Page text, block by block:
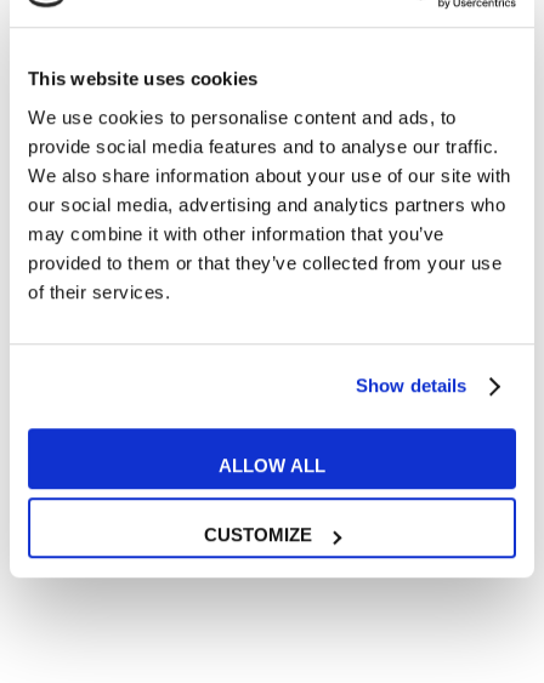
This website uses cookies
We use cookies to personalise content and ads, to
provide social media features and to analyse our traffic.
We also share information about your use of our site with
our social media, advertising and analytics partners who
may combine it with other information that you’ve
provided to them or that they’ve collected from your use
of their services.
Show details
ALLOW ALL
CUSTOMIZE
Cosa ti piace leggere?
Articoli dedicati alla grammatica inglese
Articoli dedicati a inglese nel mondo del lavoro
Articoli con tips e new sulla lingua inglese
Articoli divertenti su film e musica
In quanto di età superiore ai 16 anni, dichiaro di acconsentire
al trattamento dei miei dati personali in conformità
all’informativa privacy
** le sedi contrassegnate con * offrono sempre solo corsi online
RICHIEDI INFORMAZIONI